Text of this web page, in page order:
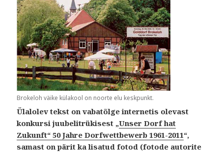
Brokeloh väike külakool on noorte elu keskpunkt.
Ülalolev tekst on vabatõlge internetis olevast
konkursi juubelitrükisest „Unser Dorf hat
Zukunft“ 50 Jahre Dorfwettbewerb 1961-2011“,
samast on pärit ka lisatud fotod (fotode autorite